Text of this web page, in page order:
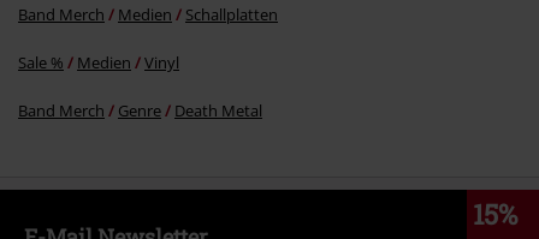
Band Merch Medien Schallplatten
Sale % Medien Vinyl
Band Merch Genre Death Metal
15%